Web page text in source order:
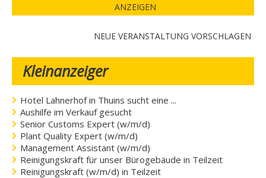
ANZEIGEN
NEUE VERANSTALTUNG VORSCHLAGEN
Kleinanzeiger
Hotel Lahnerhof in Thuins sucht eine ...
Aushilfe im Verkauf gesucht
Senior Customs Expert (w/m/d)
Plant Quality Expert (w/m/d)
Management Assistant (w/m/d)
Reinigungskraft für unser Bürogebäude in Teilzeit
Reinigungskraft (w/m/d) in Teilzeit